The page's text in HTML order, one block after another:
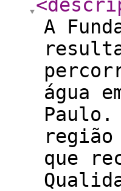
A
água
que